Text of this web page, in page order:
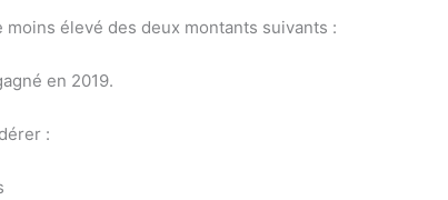
élevé des deux montants suivants :
en 2019.
: